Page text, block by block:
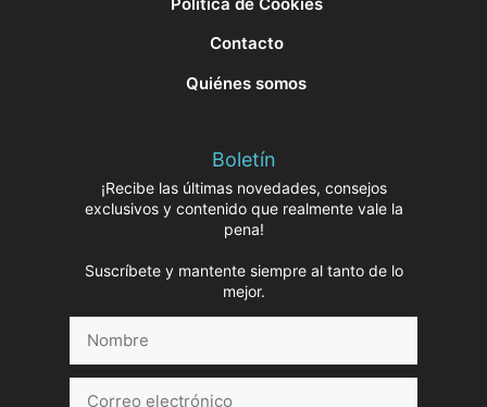
Contacto
Quiénes somos
Boletín
¡Recibe las últimas novedades, consejos
exclusivos y contenido que realmente vale la
pena!
Suscríbete y mantente siempre al tanto de lo
mejor.